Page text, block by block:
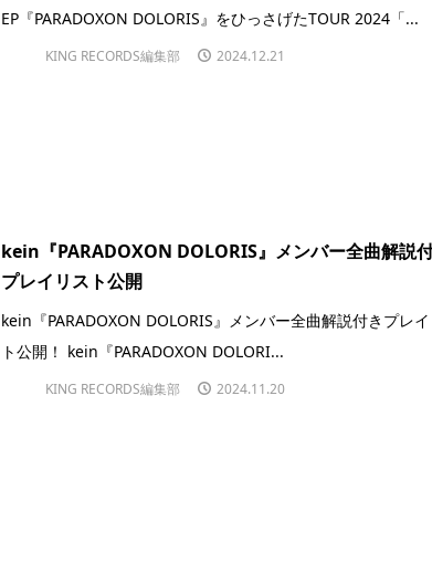
EP『PARADOXON DOLORIS』をひっさげたTOUR 2024「...
KING RECORDS編集部 2024.12.21
kein『PARADOXON DOLORIS』メンバー全曲解説
プレイリスト公開
kein『PARADOXON DOLORIS』メンバー全曲解説付きプレ
ト公開！ kein『PARADOXON DOLORI...
KING RECORDS編集部 2024.11.20